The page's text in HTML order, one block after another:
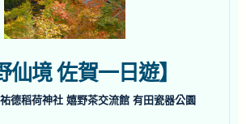
仙境 佐賀一日遊】
德稻荷神社 嬉野茶交流館 有田瓷器公園